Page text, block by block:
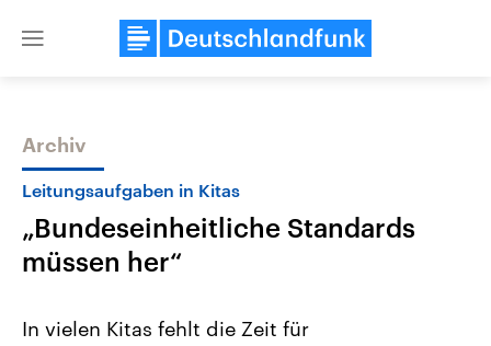
Close
Themen
Archiv
Leitungsaufgaben in Kitas
„Bundeseinheitliche Standards
müssen her“
In vielen Kitas fehlt die Zeit für